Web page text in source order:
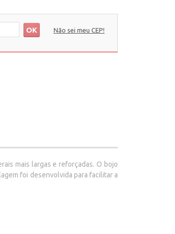
OK Não sei meu CEP!
mais largas e reforçadas. O bojo
foi desenvolvida para facilitar a